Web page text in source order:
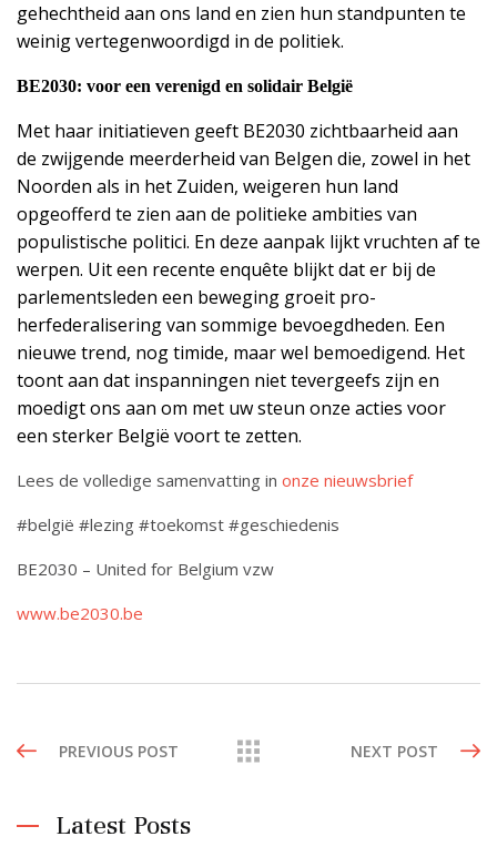
gehechtheid aan ons land en zien hun standpunten te
weinig vertegenwoordigd in de politiek.
BE2030: voor een verenigd en solidair België
Met haar initiatieven geeft BE2030 zichtbaarheid aan
de zwijgende meerderheid van Belgen die, zowel in het
Noorden als in het Zuiden, weigeren hun land
opgeofferd te zien aan de politieke ambities van
populistische politici. En deze aanpak lijkt vruchten af te
werpen. Uit een recente enquête blijkt dat er bij de
parlementsleden een beweging groeit pro-
herfederalisering van sommige bevoegdheden. Een
nieuwe trend, nog timide, maar wel bemoedigend. Het
toont aan dat inspanningen niet tevergeefs zijn en
moedigt ons aan om met uw steun onze acties voor
een sterker België voort te zetten.
Lees de volledige samenvatting in onze nieuwsbrief
#belgië #lezing #toekomst #geschiedenis
BE2030 – United for Belgium vzw
www.be2030.be
PREVIOUS POST NEXT POST
Latest Posts
onafhankelijkheidsstrijd ( Johan Op